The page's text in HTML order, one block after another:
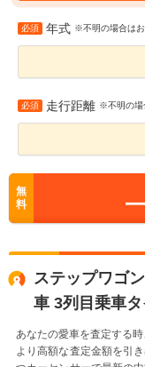
必須 年式 ※不明の場合は
必須 走行距離 ※不明の場
無
料
ステップワゴ
車 3列目乗車
あなたの愛車を査定する
より高額な査定金額を引